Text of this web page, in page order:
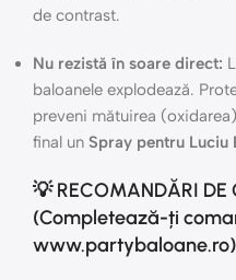
de contrast.
Nu rezistă în soare direct:
baloanele explodează.
preveni mătuirea
final un Spray pentru Luciu
💡 RECOMANDĂRI
(Completează-ți
www.partybaloane.ro)